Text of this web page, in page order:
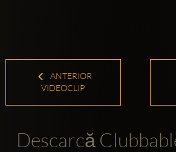
ANTERIOR
VIDEOCLIP
Descarcă